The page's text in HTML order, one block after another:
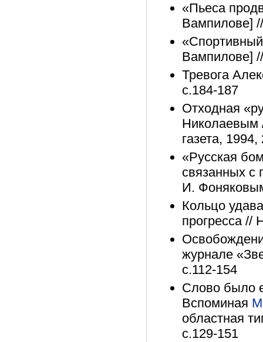
«Пьеса
Вампилове]
Вампилове]
Тревога
с.184-187
Отходная
Николаевым
газета,
«Русская
связанных с
И.
Кольцо
прогресса //
журнале
с.112-154
Слово было
Вспоминая
областная
с.129-151